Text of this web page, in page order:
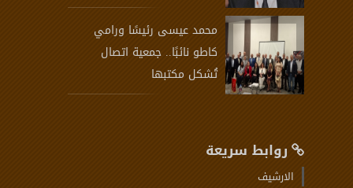
محمد عيسى رئيسًا ورامي
كاطو نائبًا.. جمعية اتصال
تُشكل مكتبها
روابط سريعة
الارشيف